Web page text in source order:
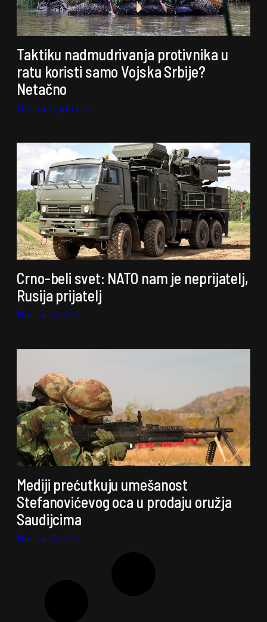
Taktiku nadmudrivanja protivnika u
ratu koristi samo Vojska Srbije?
Netačno
Milica Ljubičić
Crno-beli svet: NATO nam je neprijatelj,
Rusija prijatelj
Marija Vučić
Mediji prećutkuju umešanost
Stefanovićevog oca u prodaju oružja
Saudijcima
Marija Vučić